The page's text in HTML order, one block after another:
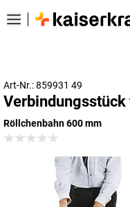
Art-Nr.: 859931 49
Verbindungsstück
Röllchenbahn 600 mm